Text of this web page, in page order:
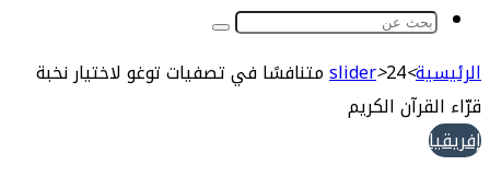
بحث
>
slider>
24 متنافسًا في تصفيات توغو لاختيار نخبة
الكريم